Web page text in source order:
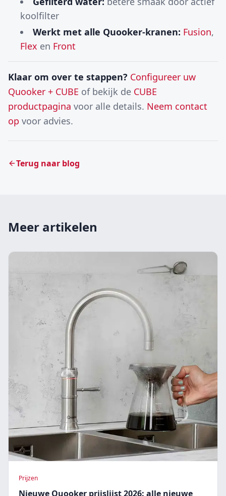
koolfilter
Werkt met alle Quooker-kranen: Fusion,
Flex en Front
Klaar om over te stappen? Configureer uw
Quooker + CUBE of bekijk de CUBE
productpagina voor alle details. Neem contact
op voor advies.
Terug naar blog
Meer artikelen
Prijzen
Nieuwe Quooker prijslijst 2026: alle nieuwe